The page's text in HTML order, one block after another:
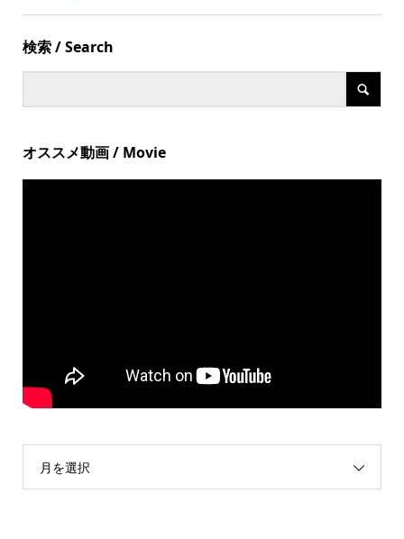
検索 / Search
オススメ動画 / Movie
月を選択